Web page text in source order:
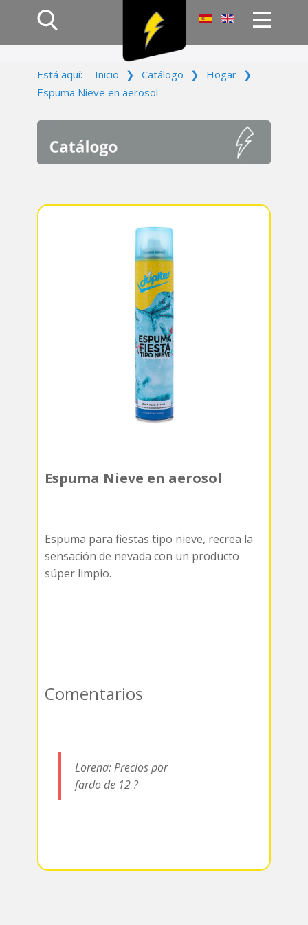
Productos
Contacto
Está aquí: Inicio ❯ Catálogo ❯ Hogar ❯
Espuma Nieve en aerosol
Espuma Nieve en aerosol
Espuma para fiestas tipo nieve, recrea la
sensación de nevada con un producto
súper limpio.
Comentarios
Lorena: Precios por
fardo de 12 ?